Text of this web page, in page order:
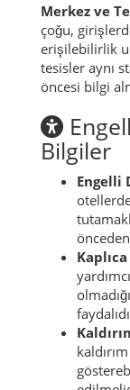
Merkez ve
çoğu,
erişilebilirlik
tesisler aynı
öncesi bilgi
Bilgiler
Engelli